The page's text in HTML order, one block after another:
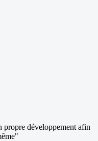
propre développement afin